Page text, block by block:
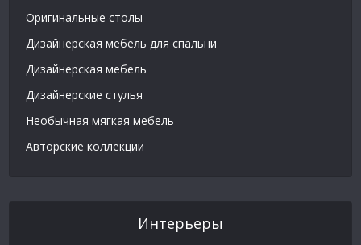
Оригинальные столы
Дизайнерская мебель для спальни
Дизайнерская мебель
Дизайнерские стулья
Необычная мягкая мебель
Авторские коллекции
Интерьеры